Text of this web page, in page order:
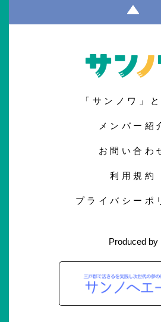
「サンノワ」
メンバー紹
お問い合わ
利用規約
プライバシーポ
Produced by